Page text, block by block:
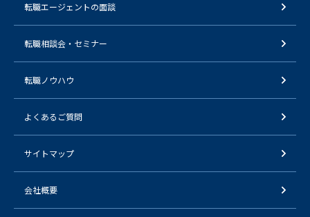
転職エージェントの面談
転職相談会・セミナー
転職ノウハウ
よくあるご質問
サイトマップ
会社概要